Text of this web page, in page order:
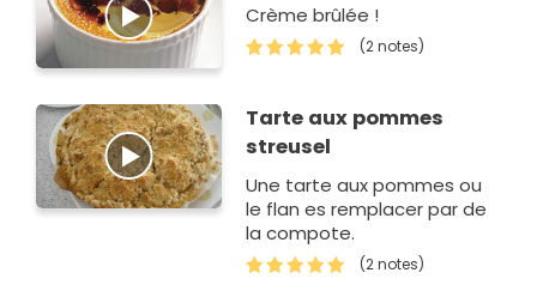
Crème brûlée !
(2 notes)
Tarte aux pommes
streusel
Une tarte aux pommes ou
le flan es remplacer par de
la compote.
(2 notes)